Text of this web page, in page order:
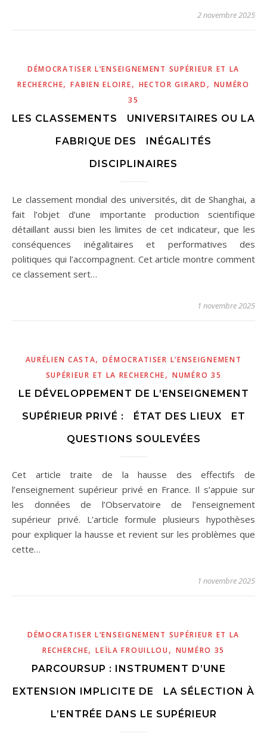
2 novembre 2025
DÉMOCRATISER L’ENSEIGNEMENT SUPÉRIEUR ET LA
RECHERCHE,FABIEN ELOIRE, HECTOR GIRARD , NUMÉRO
35
LES CLASSEMENTS UNIVERSITAIRES OU LA
FABRIQUE DES INÉGALITÉS
DISCIPLINAIRES
Le classement mondial des universités, dit de Shanghai, a
fait l’objet d’une importante production scientifique
détaillant aussi bien les limites de cet indicateur, que les
conséquences inégalitaires et performatives des
politiques qui l’accompagnent. Cet article montre comment
ce classement sert…
1 novembre 2025
AURÉLIEN CASTA,DÉMOCRATISER L’ENSEIGNEMENT
SUPÉRIEUR ET LA RECHERCHE,NUMÉRO 35
LE DÉVELOPPEMENT DE L’ENSEIGNEMENT
SUPÉRIEUR PRIVÉ : ÉTAT DES LIEUX ET
QUESTIONS SOULEVÉES
Cet article traite de la hausse des effectifs de
l’enseignement supérieur privé en France. Il s’appuie sur
les données de l’Observatoire de l’enseignement
supérieur privé. L’article formule plusieurs hypothèses
pour expliquer la hausse et revient sur les problèmes que
cette…
1 novembre 2025
DÉMOCRATISER L’ENSEIGNEMENT SUPÉRIEUR ET LA
RECHERCHE,LEÏLA FROUILLOU , NUMÉRO 35
PARCOURSUP : INSTRUMENT D’UNE
EXTENSION IMPLICITE DE LA SÉLECTION À
L’ENTRÉE DANS LE SUPÉRIEUR